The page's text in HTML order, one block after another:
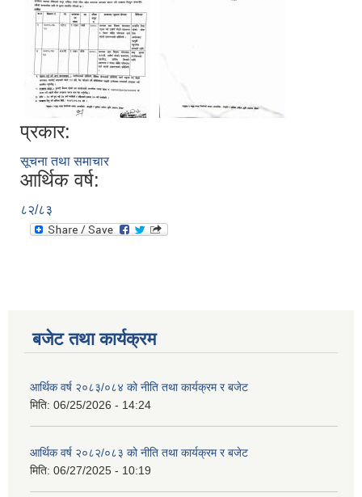
प्रकार:
सूचना तथा समाचार
आर्थिक वर्ष:
८२/८३
बजेट तथा कार्यक्रम
आर्थिक वर्ष २०८३/०८४ को नीति तथा कार्यक्रम र बजेट
मिति: 06/25/2026 - 14:24
आर्थिक वर्ष २०८२/०८३ को नीति तथा कार्यक्रम र बजेट
मिति: 06/27/2025 - 10:19